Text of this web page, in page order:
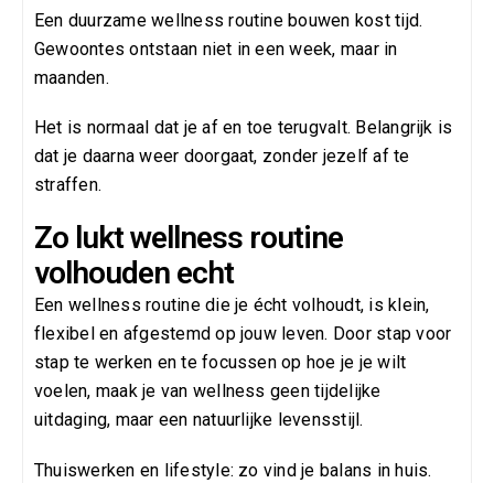
Een duurzame wellness routine bouwen kost tijd.
Gewoontes ontstaan niet in een week, maar in
maanden.
Het is normaal dat je af en toe terugvalt. Belangrijk is
dat je daarna weer doorgaat, zonder jezelf af te
straffen.
Zo lukt wellness routine
volhouden echt
Een wellness routine die je écht volhoudt, is klein,
flexibel en afgestemd op jouw leven. Door stap voor
stap te werken en te focussen op hoe je je wilt
voelen, maak je van wellness geen tijdelijke
uitdaging, maar een natuurlijke levensstijl.
Thuiswerken en lifestyle: zo vind je balans in huis.